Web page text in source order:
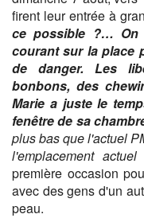
firent leur entrée à
ce possible ?… On
courant sur la place
de danger. Les
bonbons, des
Marie a juste le
fenêtre de sa
plus bas que l'actuel
l'emplacement
première occasion
avec des gens d'un
peau.